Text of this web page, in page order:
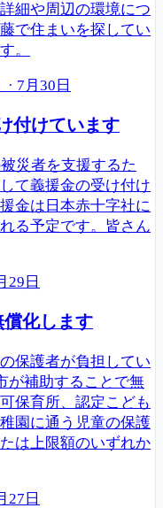
細や周辺の環境につ
で住まいを探してい
。
· 7月30日
付けています
災者を支援するた
て義援金の受け付け
金は日本赤十字社に
る予定です。皆さん
29日
化します
保護者が負担してい
が補助することで無
保育所、認定こども
園に通う児童の保護
は上限額のいずれか
27日